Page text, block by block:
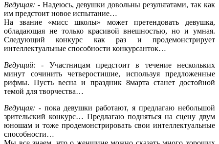
Ведущая: - Надеюсь, девушки довольны результатами, так как
им предстоит новое испытание…
На звание «мисс школы» может претендовать девушка,
обладающая не только красивой внешностью, но и умная.
Следующий конкурс как раз и продемонстрирует
интеллектуальные способности конкурсанток…
Ведущий: - Участницам предстоит в течение нескольких
минут сочинить четверостишие, используя предложенные
рифмы. Пусть весна и праздник 8марта станет достойной
темой для творчества…
Ведущая: - пока девушки работают, я предлагаю небольшой
зрительский конкурс… Предлагаю подняться на сцену двум
юношам и тоже продемонстрировать свои интеллектуальные
способности…